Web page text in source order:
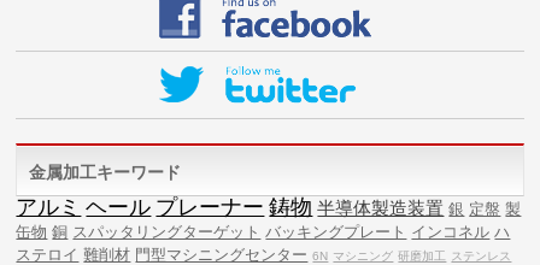
金属加工キーワード
アルミ ヘール プレーナー 鋳物 半導体製造装置 銀 定盤 製
缶物 銅 スパッタリングターゲット バッキングプレート インコネル ハ
ステロイ 難削材 門型マシニングセンター 6N マシニング 研磨加工
ステンレス